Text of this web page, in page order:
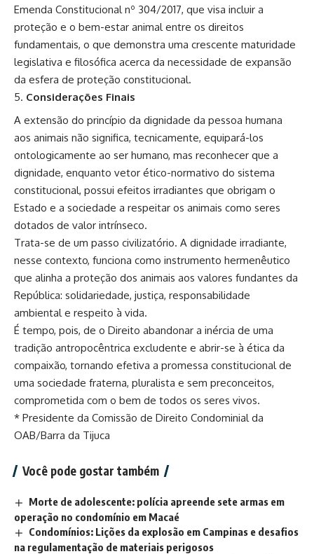
Emenda Constitucional nº 304/2017, que visa incluir a
proteção e o bem-estar animal entre os direitos
fundamentais, o que demonstra uma crescente maturidade
legislativa e filosófica acerca da necessidade de expansão
da esfera de proteção constitucional.
Considerações Finais
A extensão do princípio da dignidade da pessoa humana
aos animais não significa, tecnicamente, equipará-los
ontologicamente ao ser humano, mas reconhecer que a
dignidade, enquanto vetor ético-normativo do sistema
constitucional, possui efeitos irradiantes que obrigam o
Estado e a sociedade a respeitar os animais como seres
dotados de valor intrínseco.
Trata-se de um passo civilizatório. A dignidade irradiante,
nesse contexto, funciona como instrumento hermenêutico
que alinha a proteção dos animais aos valores fundantes da
República: solidariedade, justiça, responsabilidade
ambiental e respeito à vida.
É tempo, pois, de o Direito abandonar a inércia de uma
tradição antropocêntrica excludente e abrir-se à ética da
compaixão, tornando efetiva a promessa constitucional de
uma sociedade fraterna, pluralista e sem preconceitos,
comprometida com o bem de todos os seres vivos.
* Presidente da Comissão de Direito Condominial da
OAB/Barra da Tijuca
Você pode gostar também
Morte de adolescente: polícia apreende sete armas em
operação no condomínio em Macaé
Condomínios: Lições da explosão em Campinas e desafios
na regulamentação de materiais perigosos